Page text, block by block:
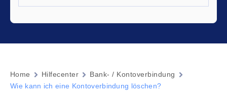
Home Hilfecenter
Bank- / Kontoverbindung
Wie kann ich eine Kontoverbindung löschen?